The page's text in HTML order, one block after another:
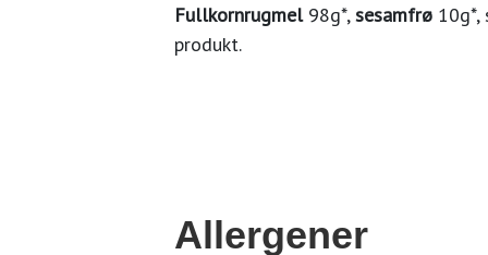
Fullkornrugmel98g*,sesamfrø
produkt.
Allergener